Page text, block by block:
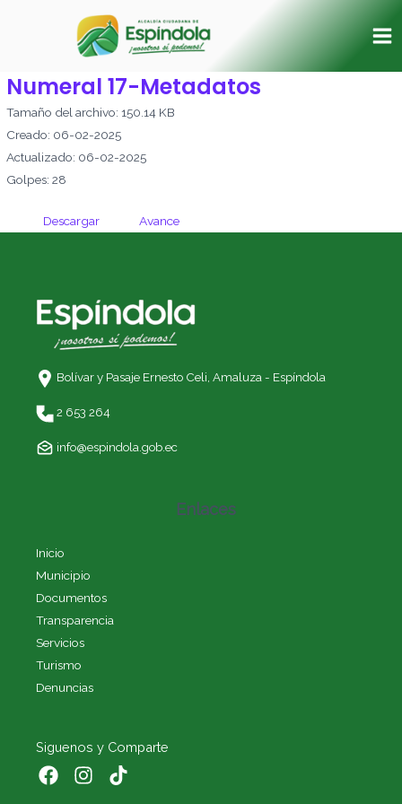
Numeral 17-Metadatos
Tamaño del archivo: 150.14 KB
Creado: 06-02-2025
Actualizado: 06-02-2025
Golpes: 28
Descargar Avance
Bolívar y Pasaje Ernesto Celi, Amaluza - Espíndola
2 653 264
info@espindola.gob.ec
Enlaces
Inicio
Municipio
Documentos
Transparencia
Servicios
Turismo
Denuncias
Siguenos y Comparte